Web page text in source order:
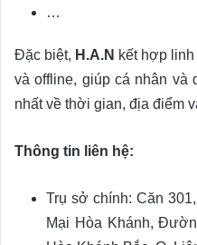
…
Đặc biệt, H.A.N kết hợp
và offline, giúp cá nhân và
nhất về thời gian, địa điểm
Thông tin liên hệ:
Trụ sở chính: Căn
Mại Hòa Khánh,